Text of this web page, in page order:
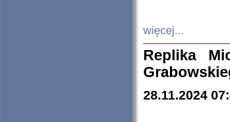
więcej...
Replika
28.11.2024